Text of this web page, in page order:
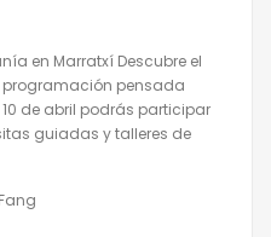
en Marratxí Descubre el
pensada
de abril podrás participar
guiadas y talleres de